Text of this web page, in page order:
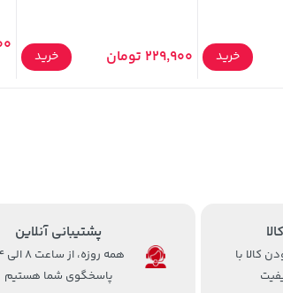
خرید 229,900 تومان خرید
کالا با
پشتیبانی آنلاین
همه
پاسخگوی شما هستیم